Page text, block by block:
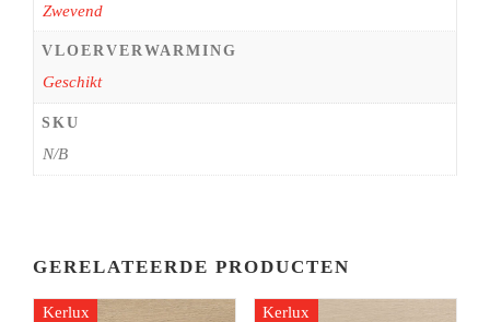
Zwevend
VLOERVERWARMING
Geschikt
SKU
N/B
GERELATEERDE PRODUCTEN
Kerlux Kerlux